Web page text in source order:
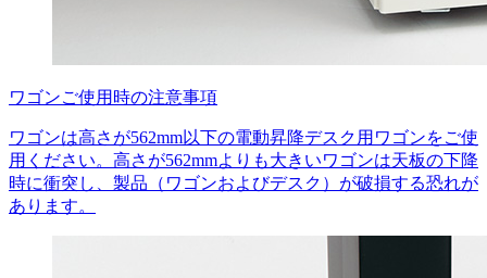
ワゴンご使用時の注意事項
ワゴンは高さが562mm以下の電動昇降デスク用ワゴンをご使
用ください。高さが562mmよりも大きいワゴンは天板の下降
時に衝突し、製品（ワゴンおよびデスク）が破損する恐れが
あります。